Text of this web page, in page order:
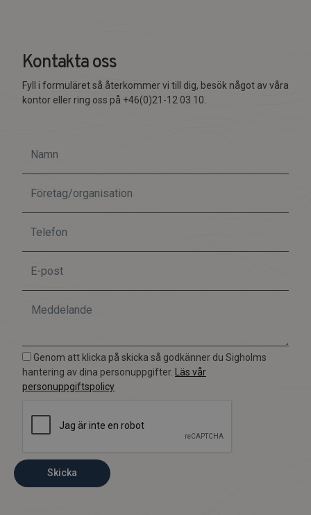
Kontakta oss
Fyll i formuläret så återkommer vi till dig, besök något av våra
kontor eller ring oss på +46(0)21-12 03 10.
Genom att klicka på skicka så godkänner du Sigholms
hantering av dina personuppgifter.
Läs vår
personuppgiftspolicy
Skicka